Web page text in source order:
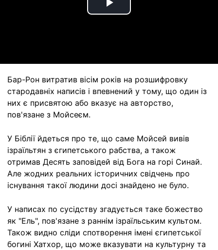
Play
Бар-Рон витратив вісім років на розшифровку
стародавніх написів і впевнений у тому, що один із
них є присвятою або вказує на авторство,
пов'язане з Мойсеєм.
У Біблії йдеться про те, що саме Мойсей вивів
ізраїльтян з єгипетського рабства, а також
отримав Десять заповідей від Бога на горі Синай.
Але жодних реальних історичних свідчень про
існування такої людини досі знайдено не було.
У написах по сусідству згадується таке божество
як "Ель", пов'язане з раннім ізраїльським культом.
Також видно сліди спотворення імені єгипетської
богині Хатхор, що може вказувати на культурну та